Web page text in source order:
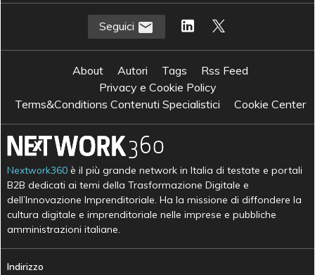
Seguici
About Autori Tags
Rss Feed
Privacy e Cookie Policy
Terms&Conditions Contenuti Specialistici
Cookie Center
Nextwork360 è il più grande network in Italia di testate e portali
B2B dedicati ai temi della Trasformazione Digitale e
dell’Innovazione Imprenditoriale. Ha la missione di diffondere la
cultura digitale e imprenditoriale nelle imprese e pubbliche
amministrazioni italiane.
Indirizzo